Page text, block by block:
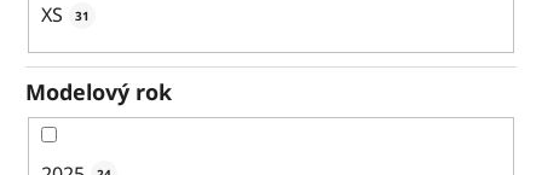
XS 31
Modelový rok